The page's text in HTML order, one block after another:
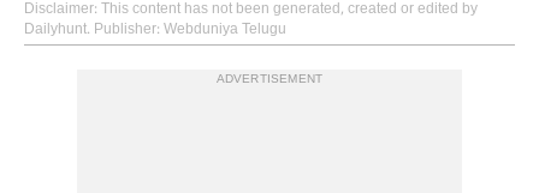
Disclaimer: This content has not been generated, created or edited by
Dailyhunt. Publisher: Webduniya Telugu
ADVERTISEMENT